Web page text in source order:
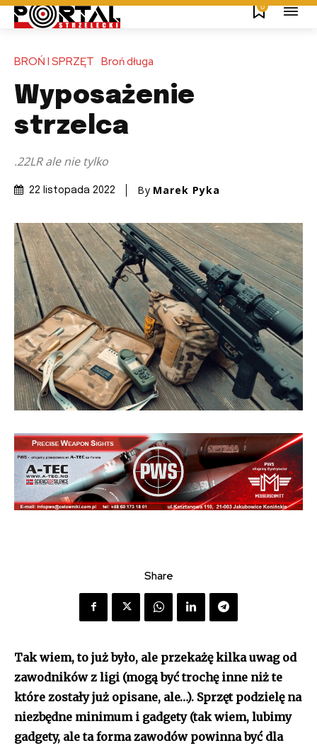
0
BROŃ I SPRZĘT Broń długa
Wyposażenie
strzelca
.22LR ale nie tylko
22 listopada 2022 By Marek Pyka
Share
Tak wiem, to już było, ale przekażę kilka uwag od
zawodników z ligi (mogą być trochę inne niż te
które zostały już opisane, ale…). Sprzęt podzielę na
niezbędne minimum i gadgety (tak wiem, lubimy
gadgety, ale ta forma zawodów powinna być dla